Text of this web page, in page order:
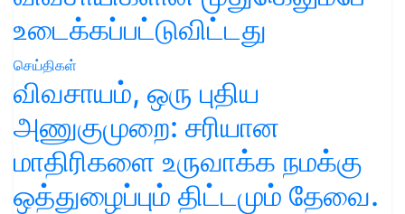
உடைக்கப்பட்டுவிட்டது
செய்திகள்
விவசாயம், ஒரு புதிய
அணுகுமுறை: சரியான
மாதிரிகளை உருவாக்க நமக்கு
ஒத்துழைப்பும் திட்டமும் தேவை.